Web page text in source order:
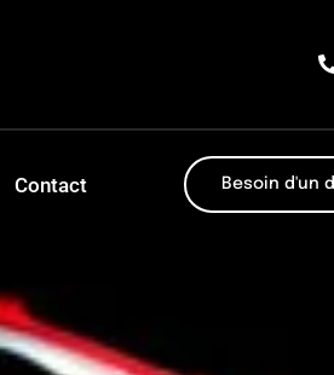
Contact Besoin d'un